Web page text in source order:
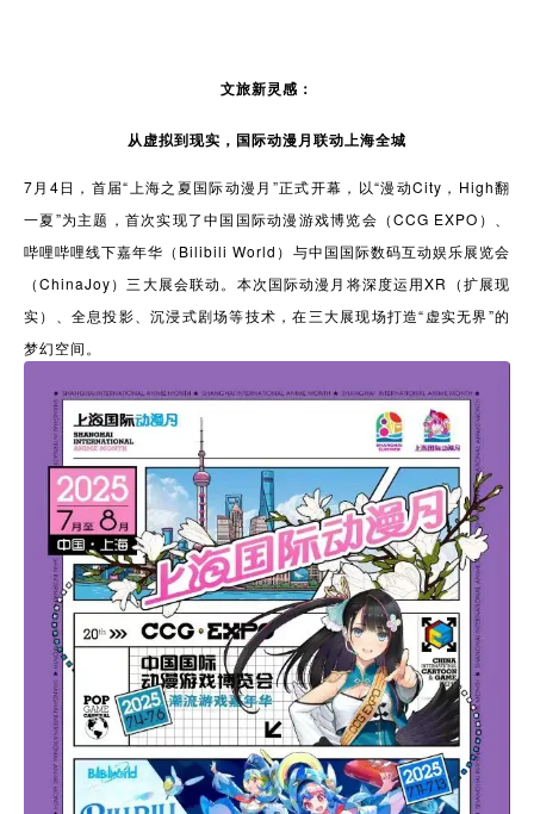
文旅新灵感：
从虚拟到现实，国际动漫月联动上海全城
7月4日，首届“上海之夏国际动漫月”正式开幕，以“漫动City，High翻
一夏”为主题，首次实现了中国国际动漫游戏博览会（CCG EXPO）、
哔哩哔哩线下嘉年华（Bilibili World）与中国国际数码互动娱乐展览会
（ChinaJoy）三大展会联动。本次国际动漫月将深度运用XR（扩展现
实）、全息投影、沉浸式剧场等技术，在三大展现场打造“虚实无界”的
梦幻空间。